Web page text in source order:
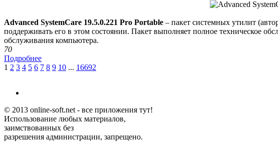
Advanced SystemCare 19.5.0.221 Pro Portable – пакет системных утилит
поддерживать его в этом состоянии. Пакет выполняет полное техническое
обслуживания компьютера.
70
Подробнее
1 2 3 4 5 6 7 8 9 10 ... 16692
© 2013 online-soft.net - все приложения тут!
Использование любых материалов,
заимствованных без
разрешения администрации, запрещено.